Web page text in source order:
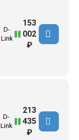
D-
Link
153
002
₽
D-
Link
213
435
₽